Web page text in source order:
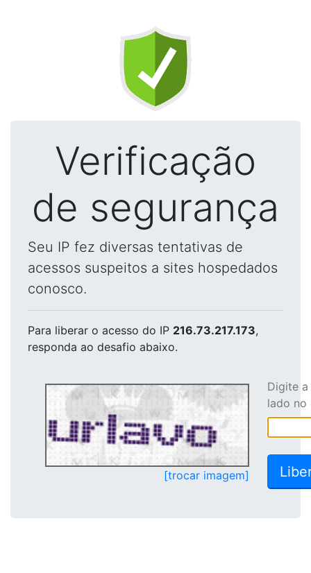
Verificação
de segurança
Seu IP fez diversas tentativas de
acessos suspeitos a sites hospedados
conosco.
Para liberar o acesso do IP 216.73.217.173,
responda ao desafio abaixo.
[trocar imagem]
Digite
lado no